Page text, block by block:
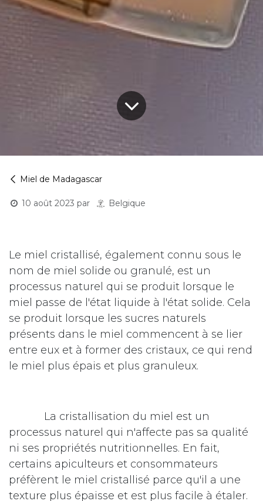
Miel de Madagascar
10 août 2023 par Belgique
Le miel cristallisé, également connu sous le
nom de miel solide ou granulé, est un
processus naturel qui se produit lorsque le
miel passe de l'état liquide à l'état solide. Cela
se produit lorsque les sucres naturels
présents dans le miel commencent à se lier
entre eux et à former des cristaux, ce qui rend
le miel plus épais et plus granuleux.
​​La cristallisation du miel est un
processus naturel qui n'affecte pas sa qualité
ni ses propriétés nutritionnelles. En fait,
certains apiculteurs et consommateurs
préfèrent le miel cristallisé parce qu'il a une
texture plus épaisse et est plus facile à étaler.